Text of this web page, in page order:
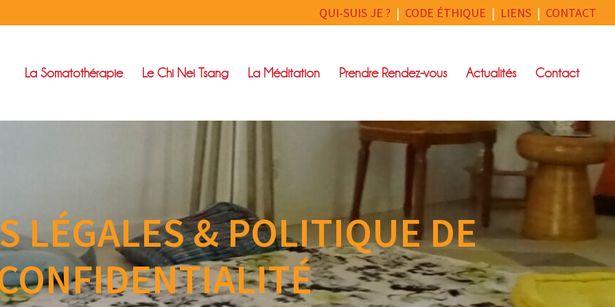
QUI-SUIS JE ? | CODE ÉTHIQUE | LIENS | CONTACT
La Somatothérapie Le Chi Nei Tsang La Méditation Prendre Rendez-vous Actualités Contact
LÉGALES & POLITIQUE DE